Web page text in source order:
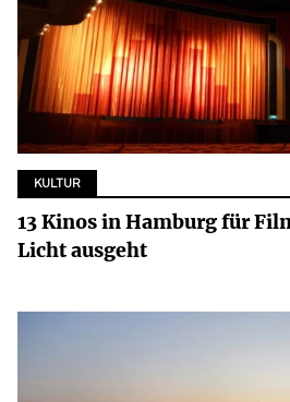
KULTUR
13 Kinos in Hamburg für
Licht ausgeht